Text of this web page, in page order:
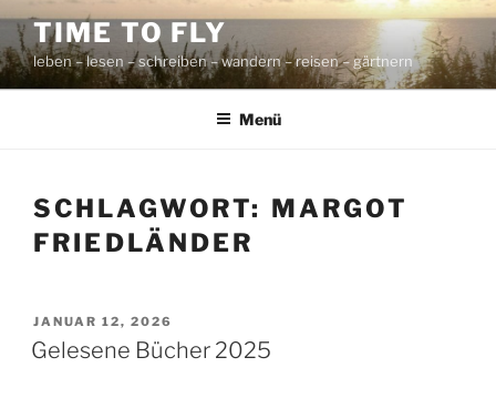
Zum
Inhalt
springen
TIME TO FLY
leben – lesen – schreiben – wandern – reisen – gärtnern
Menü
SCHLAGWORT: MARGOT
FRIEDLÄNDER
VERÖFFENTLICHT
AM
JANUAR 12, 2026
Gelesene Bücher 2025